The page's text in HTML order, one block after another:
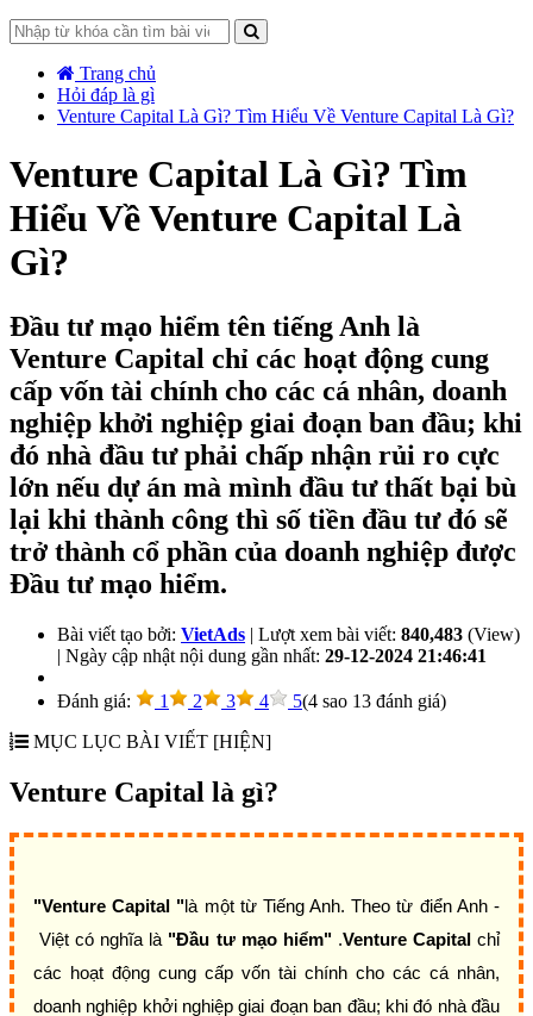
Trang chủ
Hỏi đáp là gì
Venture Capital Là Gì? Tìm Hiểu Về Venture Capital Là Gì?
Venture Capital Là Gì? Tìm
Hiểu Về Venture Capital Là
Gì?
Đầu tư mạo hiểm tên tiếng Anh là
Venture Capital chỉ các hoạt động cung
cấp vốn tài chính cho các cá nhân, doanh
nghiệp khởi nghiệp giai đoạn ban đầu; khi
đó nhà đầu tư phải chấp nhận rủi ro cực
lớn nếu dự án mà mình đầu tư thất bại bù
lại khi thành công thì số tiền đầu tư đó sẽ
trở thành cổ phần của doanh nghiệp được
Đầu tư mạo hiểm.
Bài viết tạo bởi: VietAds | Lượt xem bài viết: 840,483 (View)
| Ngày cập nhật nội dung gần nhất: 29-12-2024 21:46:41
Ðánh giá: 1 2 3 4 5(4 sao 13 đánh giá)
MỤC LỤC BÀI VIẾT [HIỆN]
Venture Capital là gì?
"Venture Capital "là một từ Tiếng Anh. Theo từ điển Anh -
Việt có nghĩa là "Đầu tư mạo hiểm".Venture Capitalchỉ
các hoạt động cung cấp vốn tài chính cho các cá nhân,
doanh nghiệp khởi nghiệp giai đoạn ban đầu; khi đó nhà đầu